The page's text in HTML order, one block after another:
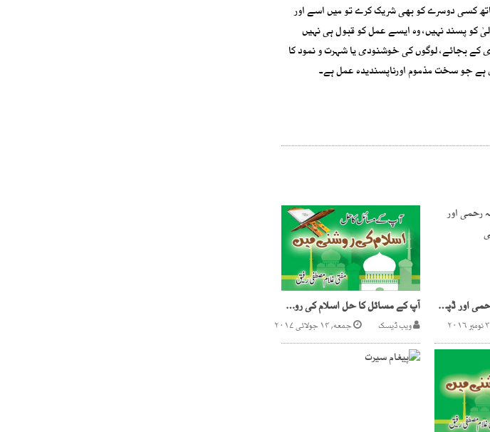
کسی دوسرے کو بھی شریک کرے تو میں اسے اور
کو پسند نہیں، وہ ایسے عمل کو قبول ہی نہیں
کے بجائے، لوگوں کی خوشنودی یا شہرت و نمود کا
ہے جو سخت مذموم اورناپسندیدہ عمل ہے۔
خطبہ جمعہ....صلہ رحمی اور ڈپریشن سے پاک زندگی آپ کے مسائل کا حل اسلام کی روشنی میں
ویب ڈیسک جمعه, ۱۴ جولائی ۲۰۱۷